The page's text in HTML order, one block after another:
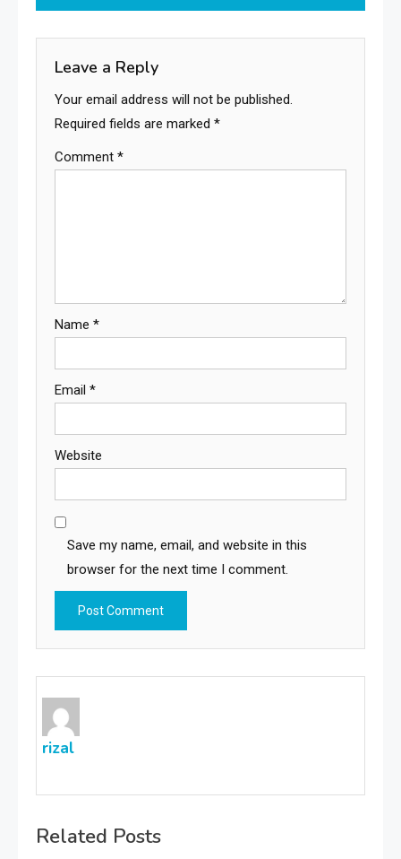
Leave a Reply
Your email address will not be published.
Required fields are marked *
Comment *
Name *
Email *
Website
Save my name, email, and website in this
browser for the next time I comment.
rizal
Related Posts